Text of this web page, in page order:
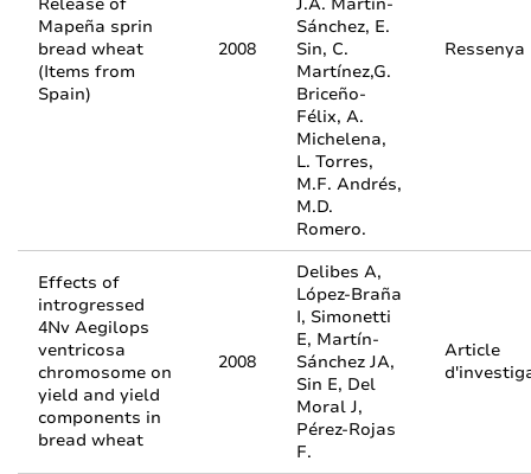
Mapeña sprin
bread wheat
(Items from
Spain)
2008
Sánchez, E.
Sin, C.
Martínez,G.
Briceño-
Félix, A.
Michelena,
L. Torres,
M.F. Andrés,
M.D.
Romero.
Ressenya
Effects of
introgressed
4Nv Aegilops
ventricosa
chromosome on
yield and yield
components in
bread wheat
2008
Delibes A,
López-Braña
I, Simonetti
E, Martín-
Sánchez JA,
Sin E, Del
Moral J,
Pérez-Rojas
F.
Article